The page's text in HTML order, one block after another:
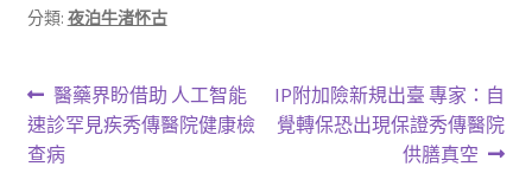
分類: 夜泊牛渚怀古
文
章
上
一
篇
醫藥界盼借助 人工智能
速診罕見疾秀傳醫院健康檢
查病
下
一
IP附加險新規出臺 專家：自
覺轉保恐出現保證秀傳醫院
供膳真空